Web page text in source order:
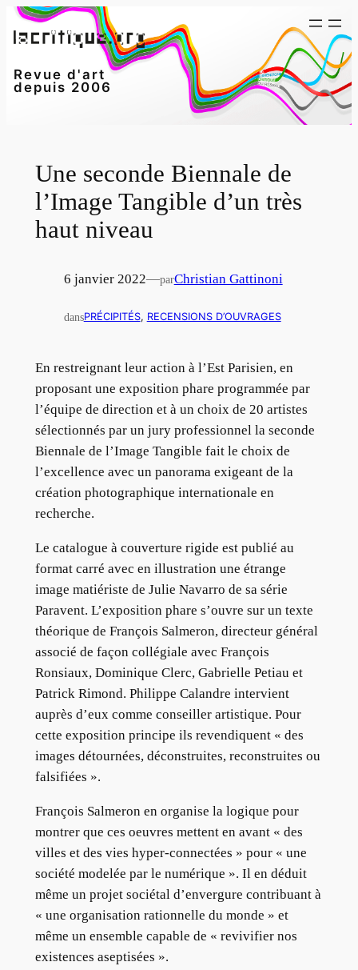
Aller
au
Revue d'art
depuis 2006
Une seconde Biennale de
l’Image Tangible d’un très
haut niveau
6 janvier 2022—parChristian Gattinoni
dansPRÉCIPITÉS, RECENSIONS D’OUVRAGES
En restreignant leur action à l’Est Parisien, en
proposant une exposition phare programmée par
l’équipe de direction et à un choix de 20 artistes
sélectionnés par un jury professionnel la seconde
Biennale de l’Image Tangible fait le choix de
l’excellence avec un panorama exigeant de la
création photographique internationale en
recherche.
Le catalogue à couverture rigide est publié au
format carré avec en illustration une étrange
image matiériste de Julie Navarro de sa série
Paravent. L’exposition phare s’ouvre sur un texte
théorique de François Salmeron, directeur général
associé de façon collégiale avec François
Ronsiaux, Dominique Clerc, Gabrielle Petiau et
Patrick Rimond. Philippe Calandre intervient
auprès d’eux comme conseiller artistique. Pour
cette exposition principe ils revendiquent « des
images détournées, déconstruites, reconstruites ou
falsifiées ».
François Salmeron en organise la logique pour
montrer que ces oeuvres mettent en avant « des
villes et des vies hyper-connectées » pour « une
société modelée par le numérique ». Il en déduit
même un projet sociétal d’envergure contribuant à
« une organisation rationnelle du monde » et
même un ensemble capable de « revivifier nos
existences aseptisées ».